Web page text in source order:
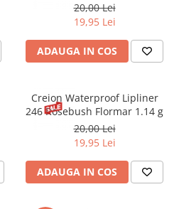
20,00 Lei
19,95 Lei
ADAUGA IN COS
Creion Waterproof Lipliner
246 Rosebush Flormar 1.14 g
20,00 Lei
19,95 Lei
ADAUGA IN COS